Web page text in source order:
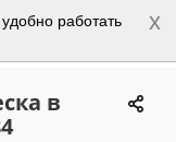
работать
x
0
в